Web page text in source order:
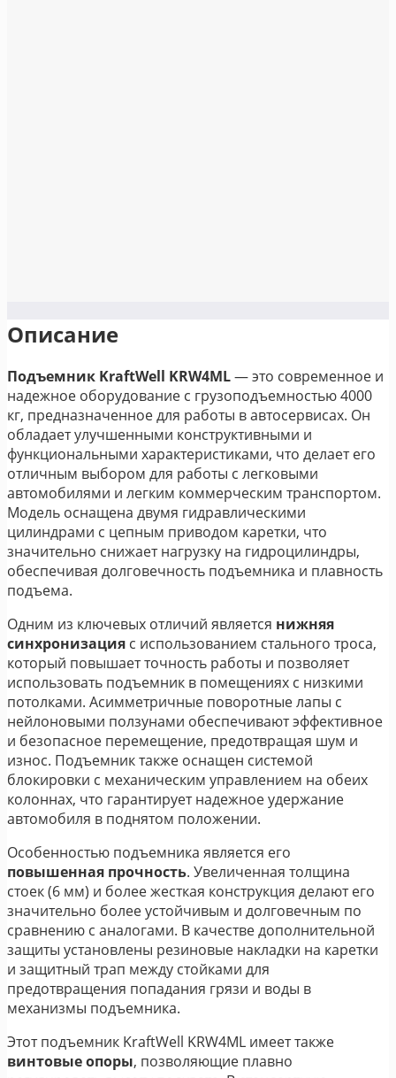
Описание
Подъемник KraftWell KRW4ML— это современное и
надежное оборудование с грузоподъемностью 4000
кг, предназначенное для работы в автосервисах. Он
обладает улучшенными конструктивными и
функциональными характеристиками, что делает его
отличным выбором для работы с легковыми
автомобилями и легким коммерческим транспортом.
Модель оснащена двумя гидравлическими
цилиндрами с цепным приводом каретки, что
значительно снижает нагрузку на гидроцилиндры,
обеспечивая долговечность подъемника и плавность
подъема.
Одним из ключевых отличий является нижняя
синхронизация с использованием стального троса,
который повышает точность работы и позволяет
использовать подъемник в помещениях с низкими
потолками. Асимметричные поворотные лапы с
нейлоновыми ползунами обеспечивают эффективное
и безопасное перемещение, предотвращая шум и
износ. Подъемник также оснащен системой
блокировки с механическим управлением на обеих
колоннах, что гарантирует надежное удержание
автомобиля в поднятом положении.
Особенностью подъемника является его
повышенная прочность. Увеличенная толщина
стоек (6 мм) и более жесткая конструкция делают его
значительно более устойчивым и долговечным по
сравнению с аналогами. В качестве дополнительной
защиты установлены резиновые накладки на каретки
и защитный трап между стойками для
предотвращения попадания грязи и воды в
механизмы подъемника.
Этот подъемник KraftWell KRW4ML имеет также
винтовые опоры, позволяющие плавно